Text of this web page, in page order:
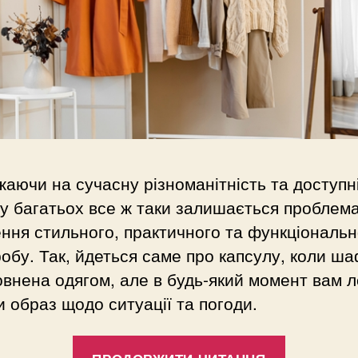
на сучасну різноманітність та
багатьох все ж таки залишається
стильного, практичного та
Так, йдеться саме про капсулу, коли
одягом, але в будь-який момент вам
образ щодо ситуації та погоди.